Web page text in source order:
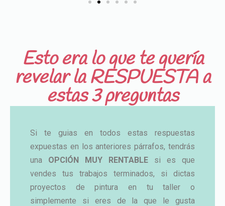
Esto era lo que te quería
revelar la RESPUESTA a
estas 3 preguntas
Si te guias en todos estas respuestas
expuestas en los anteriores párrafos, tendrás
una OPCIÓN MUY RENTABLE si es que
vendes tus trabajos terminados, si dictas
proyectos de pintura en tu taller o
simplemente si eres de la que le gusta